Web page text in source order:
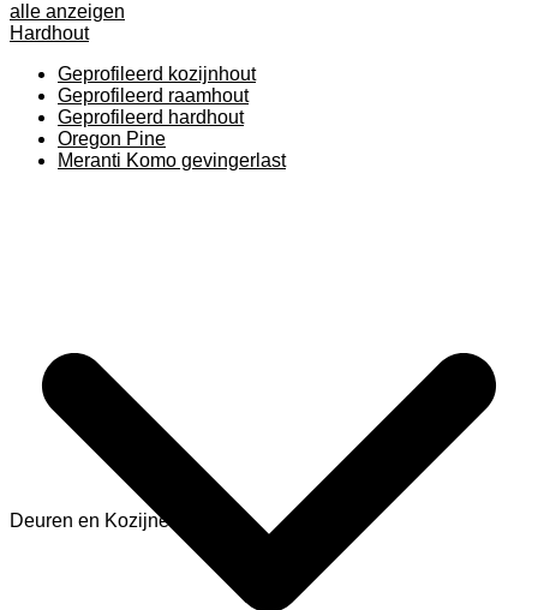
alle anzeigen
Hardhout
Geprofileerd kozijnhout
Geprofileerd raamhout
Geprofileerd hardhout
Oregon Pine
Meranti Komo gevingerlast
Deuren en Kozijnen